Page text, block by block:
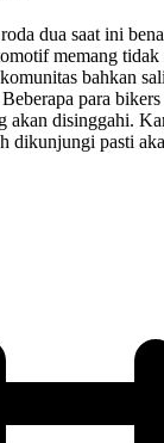
dua saat ini
memang tidak
bahkan
para
akan disinggahi.
dikunjungi pasti